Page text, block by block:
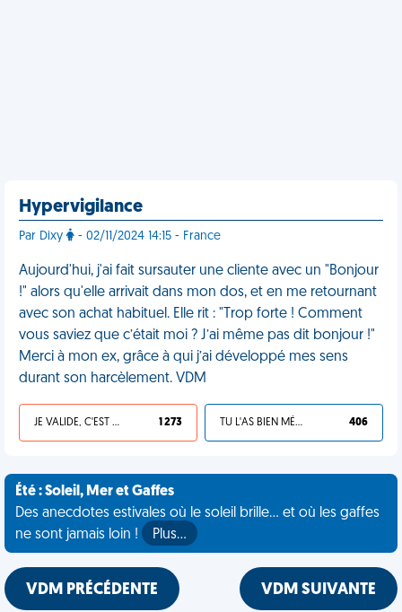
Hypervigilance
Par Dixy - 02/11/2024 14:15 - France
Aujourd'hui, j'ai fait sursauter une cliente avec un "Bonjour
!" alors qu'elle arrivait dans mon dos, et en me retournant
avec son achat habituel. Elle rit : "Trop forte ! Comment
vous saviez que c’était moi ? J’ai même pas dit bonjour !"
Merci à mon ex, grâce à qui j’ai développé mes sens
durant son harcèlement. VDM
JE VALIDE, C'EST UNE VDM 1 273 TU L'AS BIEN MÉRITÉ 406
Été : Soleil, Mer et Gaffes
Des anecdotes estivales où le soleil brille... et où les gaffes
ne sont jamais loin !
Plus…
VDM PRÉCÉDENTE VDM SUIVANTE